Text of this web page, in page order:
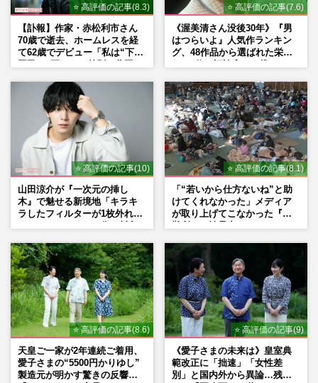
⭐ 高評価の記事(8.3)
【訃報】作家・赤松利市さん
70歳で逝去、ホームレスを経
て62歳でデビュー「私は“下級
⭐ 高評価の記事(7.6)
《渥美清さん没後30年》『男
はつらいよ』人気作ランキン
グ、48作品から選ばれた栄え
⭐ 高評価の記事(10)
山田涼介が『一次元の挿し
木』で魅せる新境地「キラキ
ラしたフィルターが1枚外れて
⭐ 高評価の記事(8.1)
「“若いから仕方ないね”と助
けてくれなかった」メディア
が取り上げてこなかった『避
⭐ 高評価の記事(8.6)
天皇ご一家が2年連続ご着用、
愛子さまの“5500円かりゆし”
製造元が明かす驚きの反響
⭐ 高評価の記事(9)
《愛子さまの未来は》皇室典
範改正に「拙速」「女性差
別」と国内外から異論…残さ